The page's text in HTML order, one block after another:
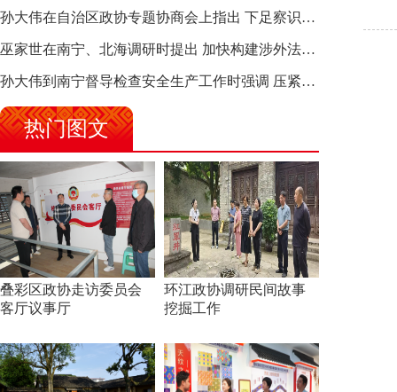
孙大伟在自治区政协专题协商会上指出 下足察识谋督之功 恪尽服务大局之责 助推有色金属、关键金属产业高质量发展
巫家世在南宁、北海调研时提出 加快构建涉外法律供给集群 护航向海经济高质量发展
孙大伟到南宁督导检查安全生产工作时强调 压紧压实责任 狠抓隐患整治 坚决筑牢安全生产防线
热门图文
叠彩区政协走访委员会
客厅议事厅
环江政协调研民间故事
挖掘工作